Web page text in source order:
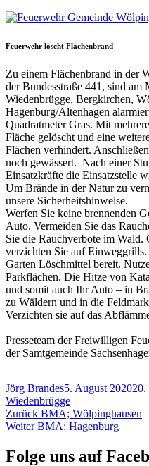
Feuerwehr löscht Flächenbrand
Zu einem Flächenbrand in der
der Bundesstraße 441, sind
Wiedenbrügge, Bergkirchen,
Hagenburg/Altenhagen
Quadratmeter Gras. Mit
Fläche gelöscht und eine
Flächen verhindert.
noch gewässert. Nach einer
Einsatzkräfte die Einsatzstelle
Um Brände in der Natur zu
unsere Sicherheitshinweise.
Werfen Sie keine brennenden
Auto. Vermeiden Sie das
Sie die Rauchverbote im
verzichten Sie auf
Garten Löschmittel bereit.
Parkflächen. Die Hitze von
und somit auch Ihr Auto – in
zu Wäldern und in die
Verzichten sie auf das
—
Presseteam der Freiwilligen
der Samtgemeinde
Autor
Jörg BrandesVeröffentlicht
am
5. August 202020.
Wiedenbrügge
Beitragsnavigation
Zurück Vorheriger
Beitrag:
BMA; Wölpinghausen
Weiter Nächster
BMA; Hagenburg
Folge uns auf